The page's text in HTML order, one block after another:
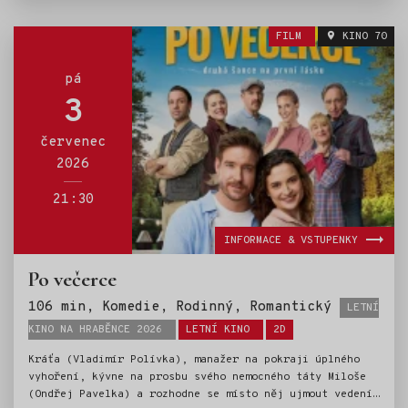
pá
3
červenec
2026
21:30
FILM KINO 70
Po večerce
106 min, Komedie, Rodinný, Romantický Štítky:
LETNÍ
KINO NA HRABĚNCE 2026
LETNÍ KINO 2D
Kráťa (Vladimír Polívka), manažer na pokraji úplného
vyhoření, kývne na prosbu svého nemocného táty Miloše
(Ondřej Pavelka) a rozhodne se místo něj ujmout vedení
INFORMACE & VSTUPENKY